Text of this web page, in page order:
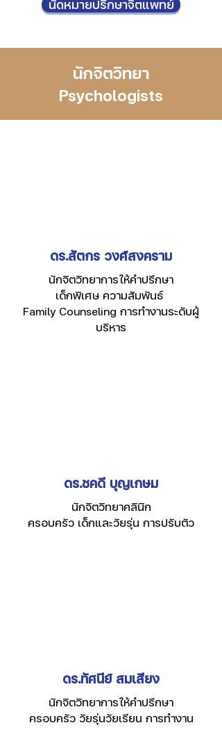
นัดหมายปรึกษาจิตแพทย์
นักจิตวิทยา
Psychologists
ดร.สัตกร วงศ์สงคราม
นักจิตวิทยาการให้คำปรึกษา
เด็กพิเศษ ความสัมพันธ์
Family Counseling การทำงานระดับผู้
บริหาร
ดร.ชคดี บุญเกษม
นักจิตวิทยาคลินิก
ครอบครัว เด็กและวัยรุ่น การปรับตัว
ดร.ทัศนีย์ สมเสียง
นักจิตวิทยาการให้คำปรึกษา
ครอบครัว วัยรุ่นวัยเรียน การทำงาน